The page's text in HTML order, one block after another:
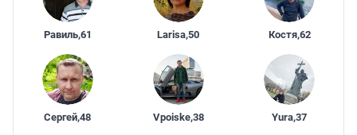
Равиль,61 Larisa,50 Костя,62
Сергей,48 Vpoiske,38 Yura,37